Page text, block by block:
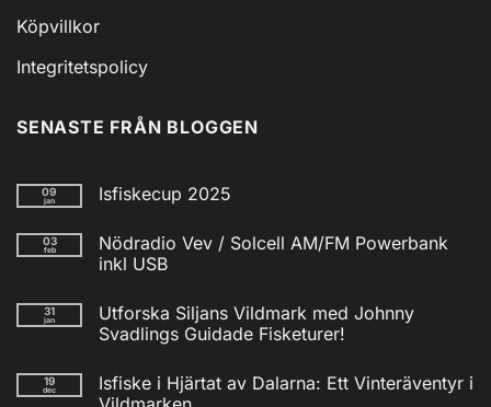
Köpvillkor
Integritetspolicy
SENASTE FRÅN BLOGGEN
09
jan Isfiskecup 2025
till
Isfiskecup
2025
03
feb
Nödradio Vev / Solcell AM/FM Powerbank
inkl USB
till
Nödradio
Vev
AM/FM
Powerbank
31
jan
Utforska Siljans Vildmark med Johnny
Svadlings Guidade Fisketurer!
till
Utforska
19
dec
Isfiske i Hjärtat av Dalarna: Ett Vinteräventyr i